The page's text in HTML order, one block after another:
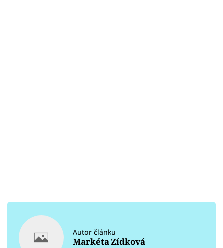
Autor článku
Markéta Zídková